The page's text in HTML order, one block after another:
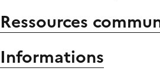
Ressources
Informations